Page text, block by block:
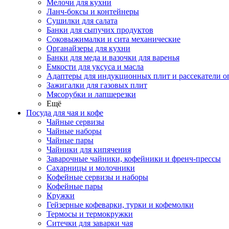
Мелочи для кухни
Ланч-боксы и контейнеры
Сушилки для салата
Банки для сыпучих продуктов
Соковыжималки и сита механические
Органайзеры для кухни
Банки для меда и вазочки для варенья
Емкости для уксуса и масла
Адаптеры для индукционных плит и рассекатели
Зажигалки для газовых плит
Мясорубки и лапшерезки
Ещё
Посуда для чая и кофе
Чайные сервизы
Чайные наборы
Чайные пары
Чайники для кипячения
Заварочные чайники, кофейники и френч-прессы
Сахарницы и молочники
Кофейные сервизы и наборы
Кофейные пары
Кружки
Гейзерные кофеварки, турки и кофемолки
Термосы и термокружки
Ситечки для заварки чая